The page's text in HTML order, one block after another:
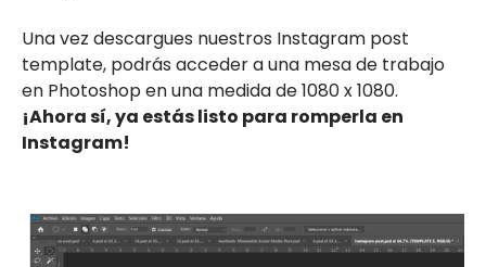
Una vez descargues nuestros Instagram post
template, podrás acceder a una mesa de trabajo
en Photoshop en una medida de 1080 x 1080.
¡Ahora sí, ya estás listo para romperla en
Instagram!